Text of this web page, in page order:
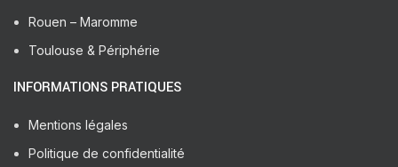
Rouen – Maromme
Toulouse & Périphérie
INFORMATIONS PRATIQUES
Mentions légales
Politique de confidentialité